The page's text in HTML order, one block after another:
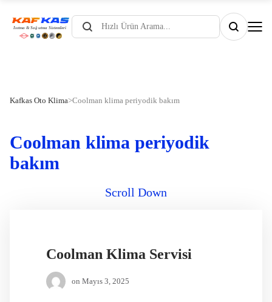
Products
search
Kafkas Oto Klima>Coolman klima periyodik bakım
Coolman klima periyodik
bakım
Scroll Down
Coolman Klima Servisi
on Mayıs 3, 2025